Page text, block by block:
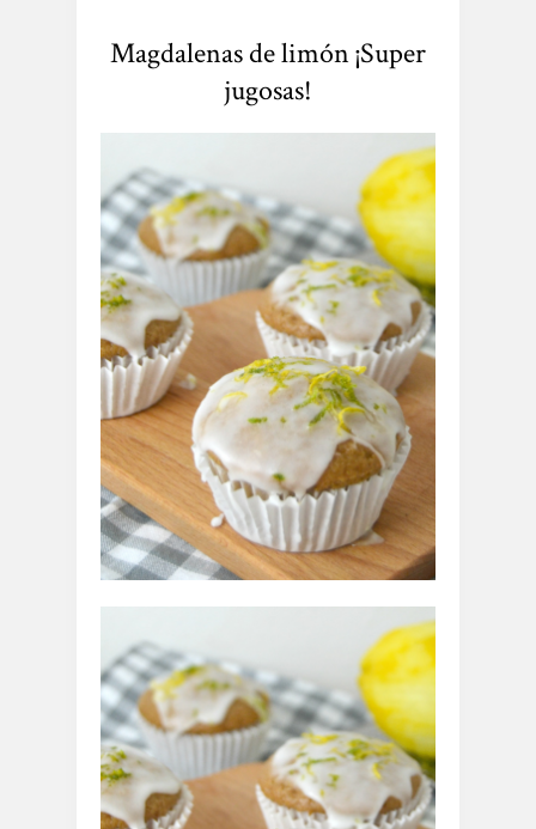
Magdalenas de limón ¡Super
jugosas!